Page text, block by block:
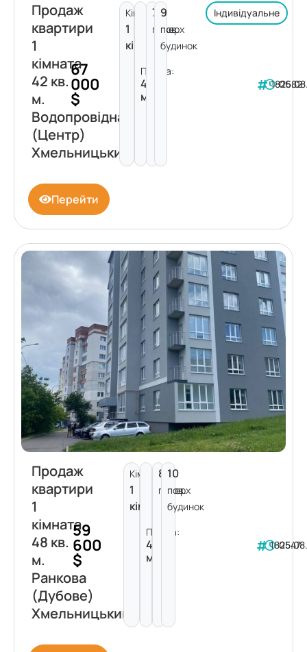
Продаж
квартири
1
кімната
42 кв.
м.
Водопровідна
(Центр)
Хмельницький
67
000
$
Кімнат:
1
кімната
Площа:
42
м²
7
поверх
9
пов.
будинок
Індивідуальне
182582
Перейти
Продаж
квартири
1
кімната
48 кв.
м.
Ранкова
(Дубове)
Хмельницький
59
600
$
Кімнат:
1
кімната
Площа:
48
м²
8
поверх
10
пов.
будинок
182547